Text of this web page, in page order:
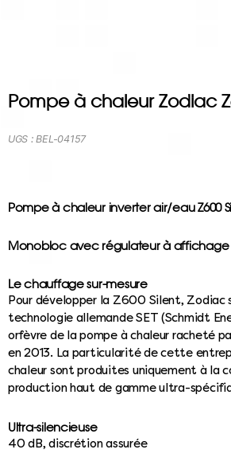
Pompe à chaleur Zodiac
Pompe à chaleur inverter air/eau Z600
Monobloc avec régulateur à affichage
Le chauffage sur-mesure
Pour développer la Z600 Silent, Zodiac
technologie allemande SET (Schmidt
orfèvre de la pompe à chaleur racheté
en 2013. La particularité de cette
chaleur sont produites uniquement à la
production haut de gamme ultra-
Ultra-silencieuse
40 dB, discrétion assurée
UGS :BEL-04157